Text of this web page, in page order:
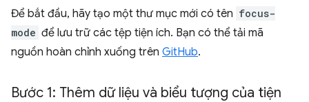
Để bắt đầu, hãy tạo một thư mục mới có tên focus-
mode để lưu trữ các tệp tiện ích. Bạn có thể tải mã
nguồn hoàn chỉnh xuống trên GitHub.
Bước 1: Thêm dữ liệu và biểu tượng của tiện